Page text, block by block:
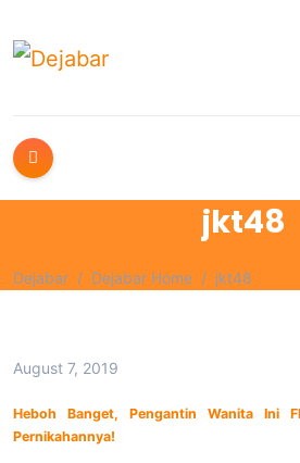
jkt48
Dejabar Dejabar Home jkt48
August 7, 2019
Heboh Banget, Pengantin Wanita Ini
Pernikahannya!